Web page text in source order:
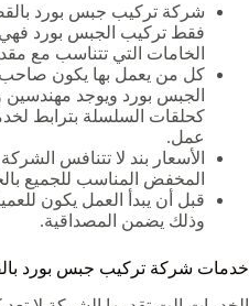
شركة تركيب جبس بورد
فقط تركيب الجبس بورد
الخامات التي تتناسب مع
كل من يعمل بها يكون
الجبس بورد ويوجد
كحلقات السلسلة بترابط
عمل.
الأسعار بند لا تتنافس
المخفض المناسب للجميع
قبل أن يبدأ العمل يكون
وذلك يضمن المصداقية.
خدمات شركة تركيب جبس بورد